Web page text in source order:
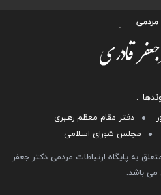
دفتر مقام معظم رهبری
مجلس شورای اسلامی
به پایگاه ارتباطات مردمی دکتر جعفر
می باشد.